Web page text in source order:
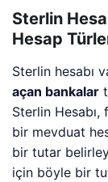
Sterlin
Hesap
Sterlin hesabı
açan bankalar
Sterlin
bir mevduat
bir tutar
için böyle bir